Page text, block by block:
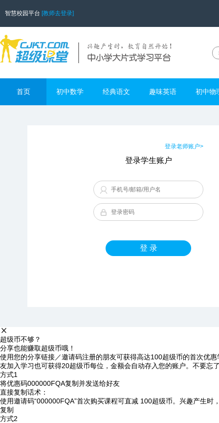
智慧校园平台 [教师去登录]
首页 初中数学 经典语文 趣味英语 初中物
登录老师账户>
登录学生账户
登 录
超级币不够？
分享也能赚取超级币哦！
使用您的分享链接／邀请码注册的朋友可获得高达100超级币的首次优
友加入学习也可获得20超级币每位，金额会自动存入您的账户。不要忘
方式1
将优惠码000000FQA复制并发送给好友
直接复制话术：
使用邀请码“000000FQA”首次购买课程可直减 100超级币。兴趣产生时
复制
方式2